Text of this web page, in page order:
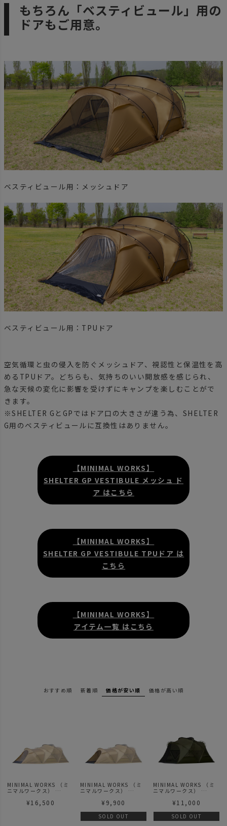
もちろん「ベスティビュール」用の
ドアもご用意。
ベスティビュール用：メッシュドア
ベスティビュール用：TPUドア
空気循環と虫の侵入を防ぐメッシュドア、視認性と保温性を高
めるTPUドア。どちらも、気持ちのいい開放感を感じられ、
急な天候の変化に影響を受けずにキャンプを楽しむことがで
きます。
※SHELTER GとGPではドア口の大きさが違う為、SHELTER
G用のベスティビュールに互換性はありません。
【MINIMAL WORKS】
SHELTER GP VESTIBULE メッシュ ド
ア はこちら
【MINIMAL WORKS】
SHELTER GP VESTIBULE TPUドア は
こちら
【MINIMAL WORKS】
アイテム一覧 はこちら
おすすめ順 新着順 価格が安い順 価格が高い順
MINIMAL WORKS （ミ
ニマルワークス）
VESTIBULE TPU DOOR
¥16,500
MINIMAL WORKS （ミ
ニマルワークス）
VESTIBULE MESH
ベスティビュール用 メッ
シュ ドア
¥ 9,900
SOLD OUT
MINIMAL WORKS （ミ
ニマルワークス）
DOOR - | シェルター GP
¥11,000
SOLD OUT